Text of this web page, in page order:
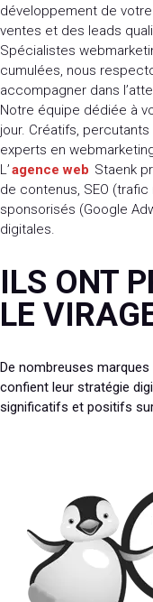
développement de
ventes et des leads
Spécialistes
cumulées, nous
accompagner dans
Notre équipe dédiée à
jour. Créatifs,
experts en
L’agence web Staenk
de contenus, SEO
sponsorisés (Google
digitales.
ILS ONT
LE
De nombreuses
confient leur stratégie
significatifs et positifs